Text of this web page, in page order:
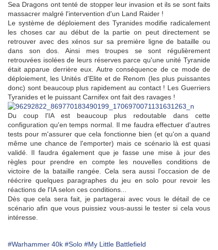
Sea Dragons ont tenté de stopper leur invasion et ils se sont faits
massacrer malgré l'intervention d'un Land Raider !
Le système de déploiement des Tyranides modifie radicalement
les choses car au début de la partie on peut directement se
retrouver avec des xénos sur sa première ligne de bataille ou
dans son dos. Ainsi mes troupes se sont régulièrement
retrouvées isolées de leurs réserves parce qu'une unité Tyranide
était apparue derrière eux. Autre conséquence de ce mode de
déploiement, les Unités d'Elite et de Renom (les plus puissantes
donc) sont beaucoup plus rapidement au contact ! Les Guerriers
Tyranides et le puissant Carnifex ont fait des ravages !
Du coup l'IA est beaucoup plus redoutable dans cette
configuration qu'en temps normal. Il me faudra effectuer d'autres
tests pour m'assurer que cela fonctionne bien (et qu'on a quand
même une chance de l'emporter) mais ce scénario là est quasi
validé. Il faudra également que je fasse une mise à jour des
règles pour prendre en compte les nouvelles conditions de
victoire de la bataille rangée. Cela sera aussi l'occasion de de
réécrire quelques paragraphes du jeu en solo pour revoir les
réactions de l'IA selon ces conditions...
Dès que cela sera fait, je partagerai avec vous le détail de ce
scénario afin que vous puissiez vous-aussi le tester si cela vous
intéresse.
#Warhammer 40k #Solo #My Little Battlefield